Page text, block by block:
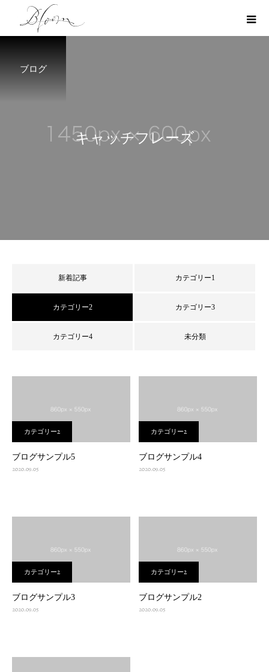
ブログ
キャッチフレーズ
新着記事 カテゴリー1
カテゴリー2 カテゴリー3
カテゴリー4 未分類
カテゴリー2
ブログサンプル5
2020.09.05
カテゴリー2
ブログサンプル4
2020.09.05
カテゴリー2
ブログサンプル3
2020.09.05
カテゴリー2
ブログサンプル2
2020.09.05